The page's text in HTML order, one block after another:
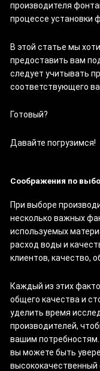
производителя
процессе установки
В этой статье мы
предоставить вам
следует учитывать
соответствующего
Готовый?
Давайте погрузимся!
Соображения по
При выборе
несколько важных
используемых
расход воды и
клиентов, качество,
Каждый из этих
общего качества и
уделить время
производителей,
вашим
вы можете быть